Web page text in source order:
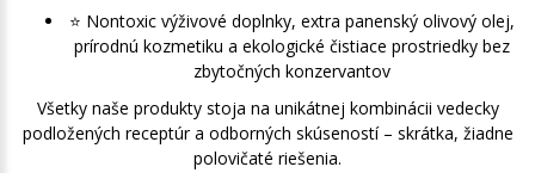
⭐️ Nontoxic výživové doplnky, extra panenský olivový olej,
prírodnú kozmetiku a ekologické čistiace prostriedky bez
zbytočných konzervantov
Všetky naše produkty stoja na unikátnej kombinácii vedecky
podložených receptúr a odborných skúseností – skrátka, žiadne
polovičaté riešenia.